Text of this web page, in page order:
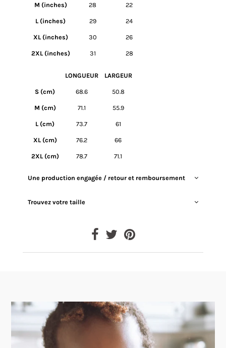
M (inches) 28 22
L (inches) 29 24
XL (inches) 30 26
2XL (inches) 31 28
LONGUEUR LARGEUR
S (cm) 68.6 50.8
M (cm) 71.1 55.9
L (cm) 73.7 61
XL (cm) 76.2 66
2XL (cm) 78.7 71.1
Une production engagée / retour et remboursement
Trouvez votre taille